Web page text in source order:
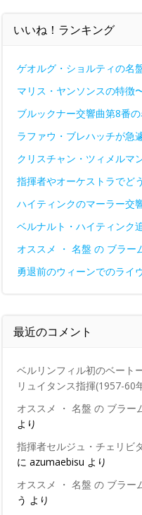
いいね！ランキング
ゲオルグ・ショルティの
マリス・ヤンソンスの特徴
ブルックナー交響曲第8番
ラファウ・ブレハッチが急
クリスチャン・ツィメルマ
指揮者やオーケストラでど
ハイティンクのマーラー交
ベルナルト・ハイティンク
オススメ ・ 名盤 の ブラー
勇退前のウィーンでのライ
最近のコメント
ベルリンフィル初のベー
リュイタンス指揮(1957-60
オススメ ・ 名盤 の ブラー
より
指揮者セルジュ・チェリビ
に azumaebisu より
オススメ ・ 名盤 の ブラー
う より